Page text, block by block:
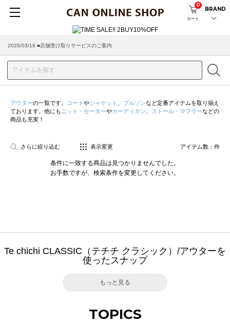
カート
0
BRAND
2026/03/18 ■店舗受け取りサービスのご案内
アウターの一覧です。 コート やジャケット ブルゾンなど定番アイテムを取り揃え
ております。他にも ニット・セーターやカーディガン ストール・マフラーなどの
商品も充実！
さらに絞り込む 表示変更 アイテム数： 件
条件に一致する商品は見つかりませんでした。
お手数ですが、検索条件を変更してください。
Te chichi CLASSIC（テチチ クラシック）/アウターを
使ったスナップ
もっと見る
TOPICS